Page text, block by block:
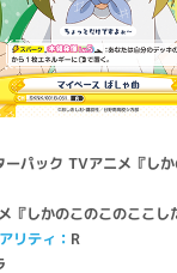
ーパック TVアニメ『し
『しかのこのこのここし
リティ R